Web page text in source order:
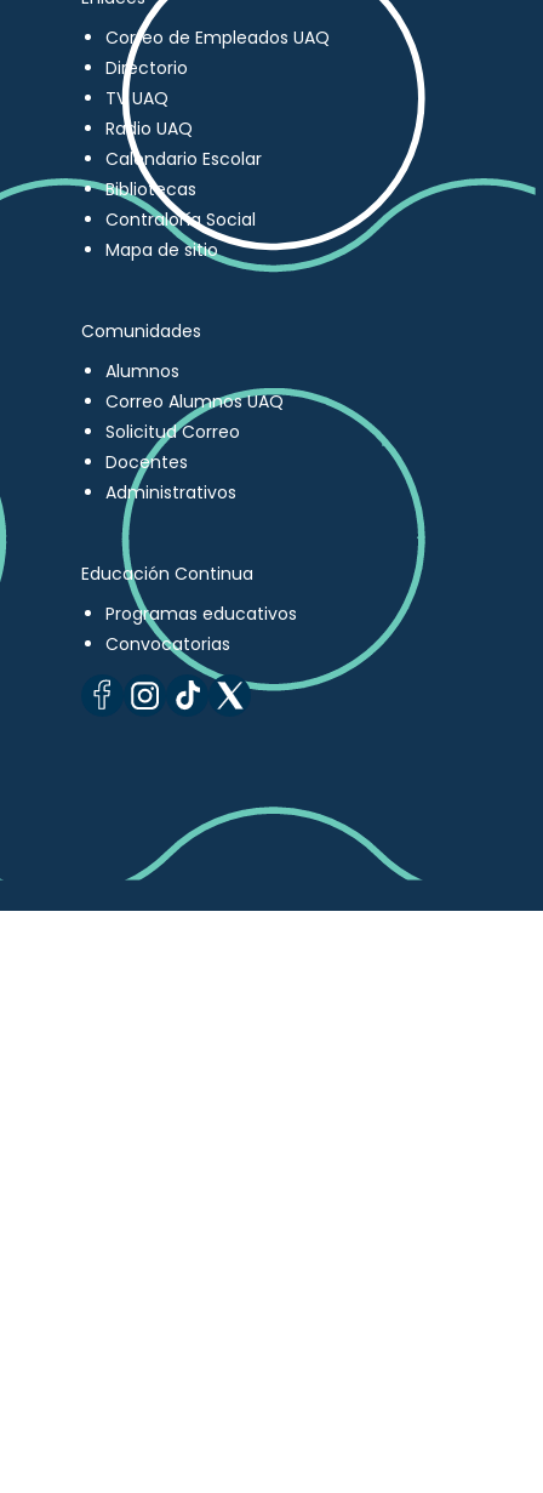
Correo de Empleados UAQ
Directorio
TV UAQ
Radio UAQ
Calendario Escolar
Bibliotecas
Contraloría Social
Mapa de sitio
Comunidades
Alumnos
Correo Alumnos UAQ
Solicitud Correo
Docentes
Administrativos
Educación Continua
Programas educativos
Convocatorias